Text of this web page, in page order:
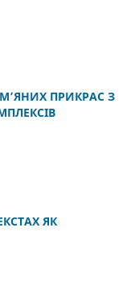
ПРИКРАС З
ЯК